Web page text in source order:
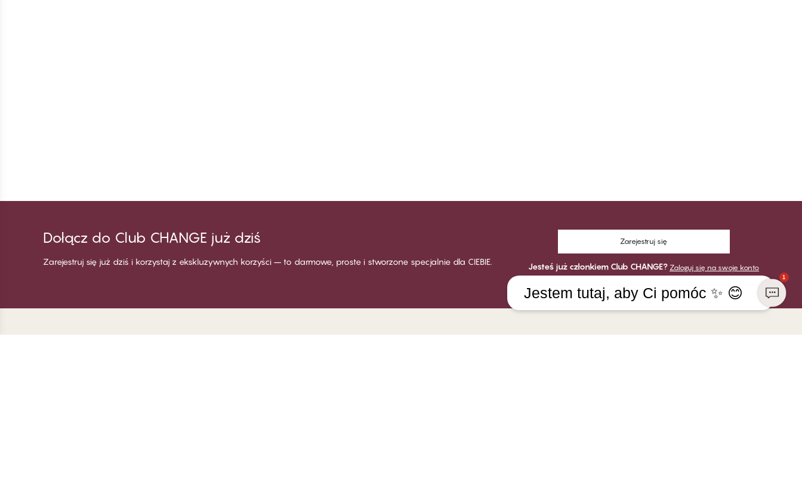
Dołącz do Club CHANGE już dziś
Zarejestruj się już dziś i korzystaj z ekskluzywnych korzyści – to darmowe, proste i stworzone specjalnie dla CIEBIE.
Zarejestruj się
Jesteś już członkiem Club CHANGE? Zaloguj się na swoje konto
1
Jestem tutaj, aby Ci pomóc ✨ 😊